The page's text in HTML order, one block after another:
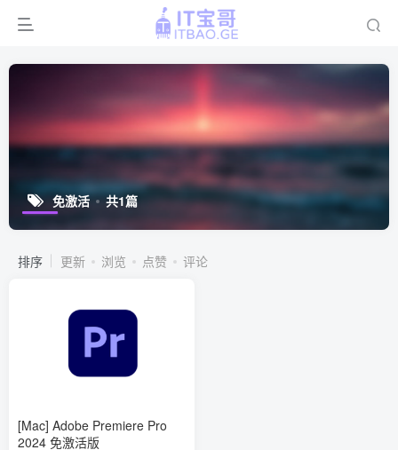
免激活 共1篇
排序 更新 浏览 点赞 评论
[Mac] Adobe Premiere Pro
2024 免激活版